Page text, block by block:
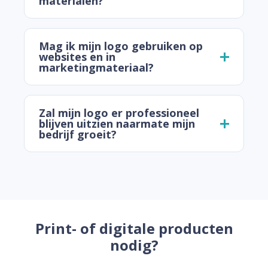
Mag ik mijn logo gebruiken op
websites en in
marketingmateriaal?
Zal mijn logo er professioneel
blijven uitzien naarmate mijn
bedrijf groeit?
Print- of digitale producten
nodig?